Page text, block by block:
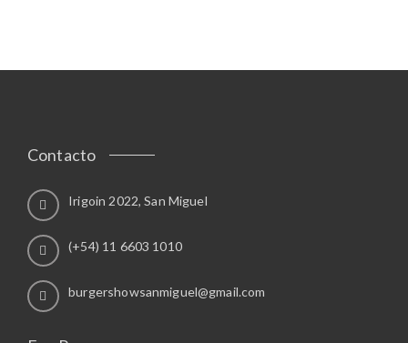
Contacto
Irigoin 2022, San Miguel
(+54) 11 6603 1010
burgershowsanmiguel@gmail.com